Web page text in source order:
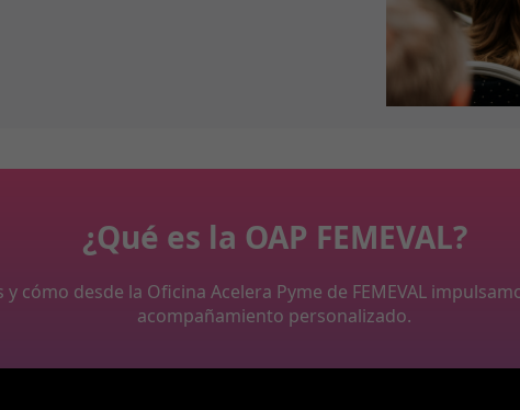
¿Qué es la OAP FEMEVAL?
cómo desde la Oficina Acelera Pyme de FEMEVAL
acompañamiento personalizado.